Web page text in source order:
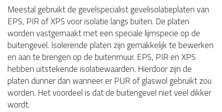
Meestal gebruikt de gevelspecialist gevelisolatieplaten van
EPS, PIR of XPS voor isolatie langs buiten. De platen
worden vastgemaakt met een speciale lijmspecie op de
buitengevel. Isolerende platen zijn gemakkelijk te bewerken
en aan te brengen op de buitenmuur. EPS, PIR en XPS
hebben uitstekende isolatiewaarden. Hierdoor zijn de
platen dunner dan wanneer er PUR of glaswol gebruikt zou
worden. Het voordeel is dat de buitengevel niet veel dikker
wordt.